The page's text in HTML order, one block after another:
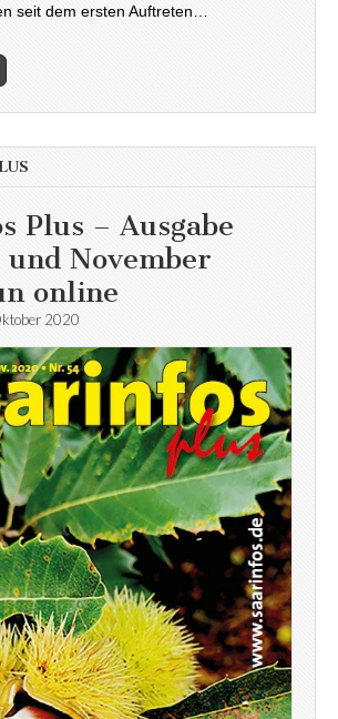
seit dem ersten Auftreten…
Plus – Ausgabe
November
online
2020